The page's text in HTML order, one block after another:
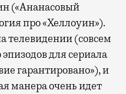
(«Ананасовый
про «Хеллоуин»).
телевидении (совсем
для сериала
гарантировано»), и
манера очень идет